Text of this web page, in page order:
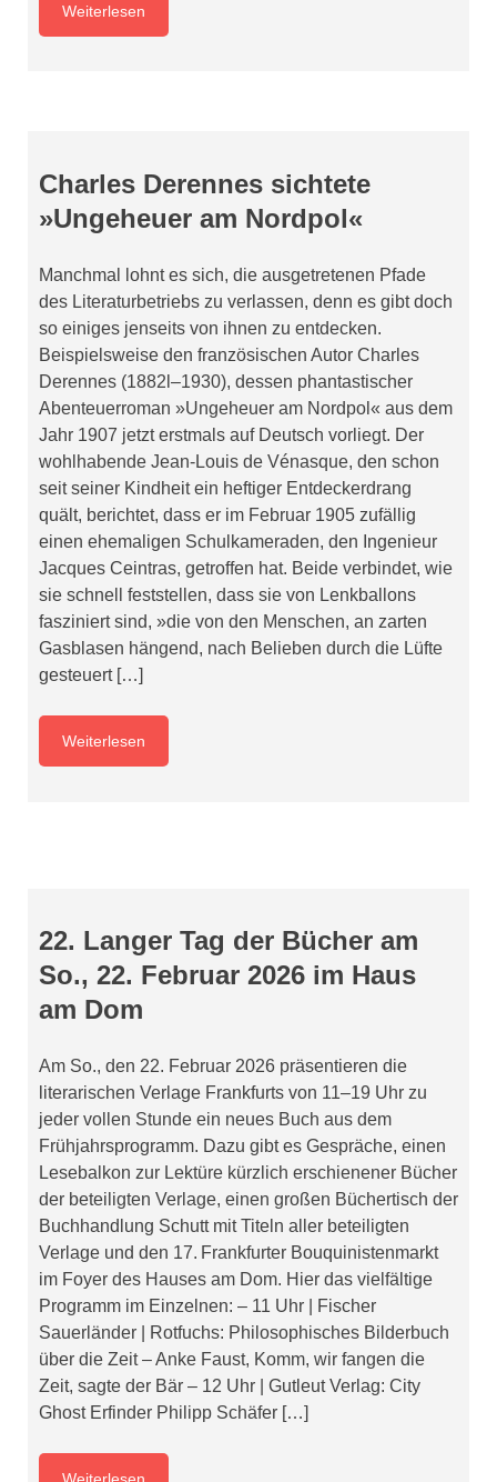
Weiterlesen
Charles Derennes sichtete
»Ungeheuer am Nordpol«
Manchmal lohnt es sich, die ausgetretenen Pfade
des Literaturbetriebs zu verlassen, denn es gibt doch
so einiges jenseits von ihnen zu entdecken.
Beispielsweise den französischen Autor Charles
Derennes (1882l–1930), dessen phantastischer
Abenteuerroman »Ungeheuer am Nordpol« aus dem
Jahr 1907 jetzt erstmals auf Deutsch vorliegt. Der
wohlhabende Jean-Louis de Vénasque, den schon
seit seiner Kindheit ein heftiger Entdeckerdrang
quält, berichtet, dass er im Februar 1905 zufällig
einen ehemaligen Schulkameraden, den Ingenieur
Jacques Ceintras, getroffen hat. Beide verbindet, wie
sie schnell feststellen, dass sie von Lenkballons
fasziniert sind, »die von den Menschen, an zarten
Gasblasen hängend, nach Belieben durch die Lüfte
gesteuert […]
Weiterlesen
22. Langer Tag der Bücher am
So., 22. Februar 2026 im Haus
am Dom
Am So., den 22. Februar 2026 präsentieren die
literarischen Verlage Frankfurts von 11–19 Uhr zu
jeder vollen Stunde ein neues Buch aus dem
Frühjahrsprogramm. Dazu gibt es Gespräche, einen
Lesebalkon zur Lektüre kürzlich erschienener Bücher
der beteiligten Verlage, einen großen Büchertisch der
Buchhandlung Schutt mit Titeln aller beteiligten
Verlage und den 17. Frankfurter Bouquinistenmarkt
im Foyer des Hauses am Dom. Hier das vielfältige
Programm im Einzelnen: – 11 Uhr | Fischer
Sauerländer | Rotfuchs: Philosophisches Bilderbuch
über die Zeit – Anke Faust, Komm, wir fangen die
Zeit, sagte der Bär – 12 Uhr | Gutleut Verlag: City
Ghost Erfinder Philipp Schäfer […]